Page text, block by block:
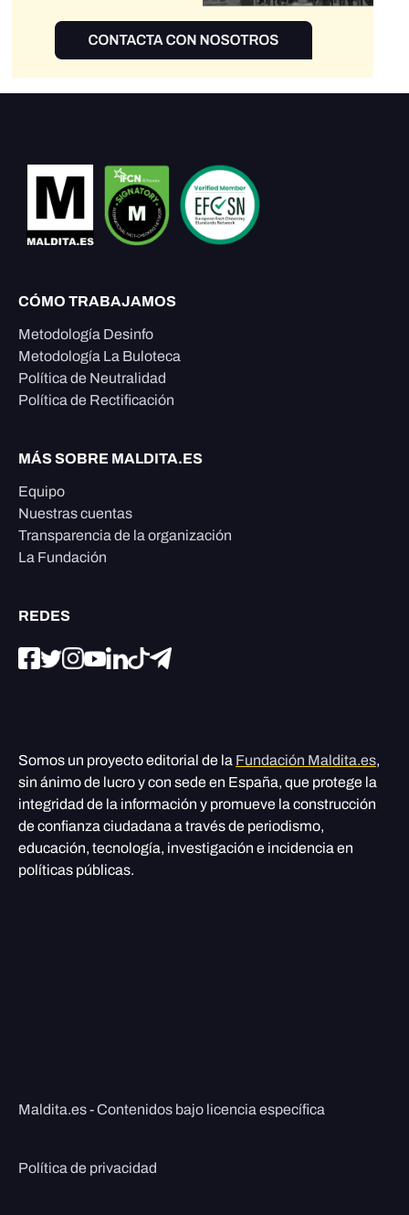
CÓMO TRABAJAMOS
Metodología Desinfo
Metodología La Buloteca
Política de Neutralidad
Política de Rectificación
MÁS SOBRE MALDITA.ES
Equipo
Nuestras cuentas
Transparencia de la organización
La Fundación
REDES
Somos un proyecto editorial de la Fundación Maldita.es,
sin ánimo de lucro y con sede en España, que protege la
integridad de la información y promueve la construcción
de confianza ciudadana a través de periodismo,
educación, tecnología, investigación e incidencia en
políticas públicas.
Maldita.es - Contenidos bajo licencia específica
Política de privacidad